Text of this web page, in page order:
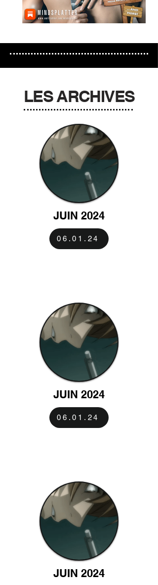
LES ARCHIVES
JUIN 2024
06.01.24
JUIN 2024
06.01.24
JUIN 2024